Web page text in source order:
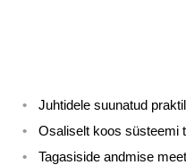
Juhtidele suunatud
Osaliselt koos süsteemi
Tagasiside andmise